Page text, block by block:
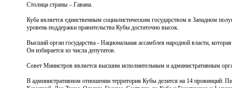
Столица страны – Гавана.
Куба является единственным социалистическим государством в Западном
уровень поддержки правительства Кубы достаточно высок.
Высший орган государства - Национальная ассамблея народной власти,
Он избирается из числа депутатов.
Совет Министров является высшим исполнительным и административным
В административном отношении территория Кубы делится на 14 провинций: